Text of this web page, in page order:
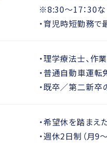
※8:30～17：30な
・育児時短勤務で
・理学療法士、
・普通自動車運転
・既卒／第二新卒
・希望休を踏まえ
・週休2日制（月